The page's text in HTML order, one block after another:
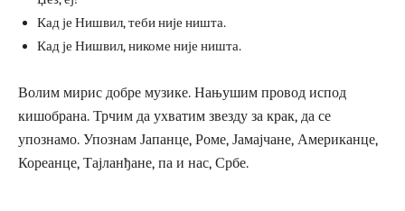
Кад је Нишвил, теби није ништа.
Кад је Нишвил, никоме није ништа.
Волим мирис добре музике. Нањушим провод испод
кишобрана. Трчим да ухватим звезду за крак, да се
упознамо. Упознам Јапанце, Роме, Јамајчане, Американце,
Кореанце, Тајланђане, па и нас, Србе.